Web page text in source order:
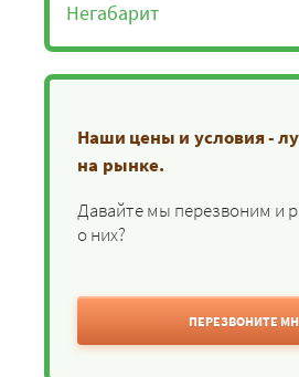
Негабарит
Наши цены и условия -
на рынке.
Давайте мы перезвоним и
о них?
ПЕРЕЗВОНИТЕ